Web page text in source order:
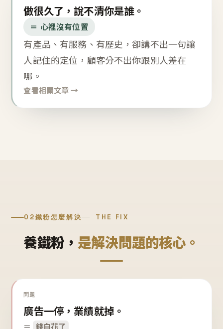
做很久了，說不清你是誰。
＝ 心裡沒有位置
有產品、有服務、有歷史，卻講不出一句讓
人記住的定位，顧客分不出你跟別人差在
哪。
查看相關文章 →
02鐵粉怎麼解決 THE FIX
養鐵粉， 是解決問題的核心。
問題
廣告一停，業績就掉。
＝ 錢白花了